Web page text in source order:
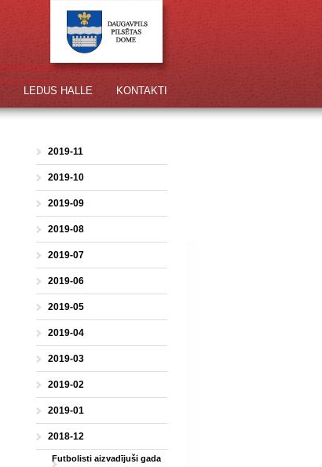
KONTAKTI
LEDUS HALLE
2019-11
2019-10
2019-09
2019-08
2019-07
2019-06
2019-05
2019-04
2019-03
2019-02
2019-01
2018-12
Futbolisti aizvadījuši gada